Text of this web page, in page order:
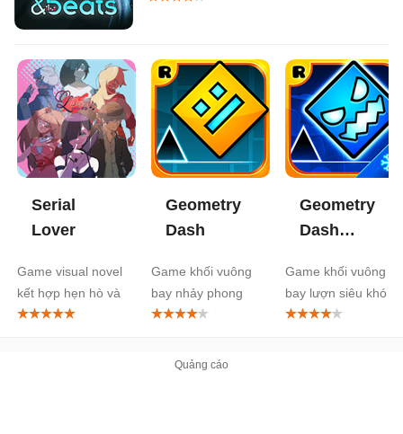
Serial
Lover
Game visual novel
kết hợp hẹn hò và
nhịp điệu
Geometry
Dash
Game khối vuông
bay nhảy phong
cách Flappy Bird
Geometry
Dash
Game khối vuông
bay lượn siêu khó